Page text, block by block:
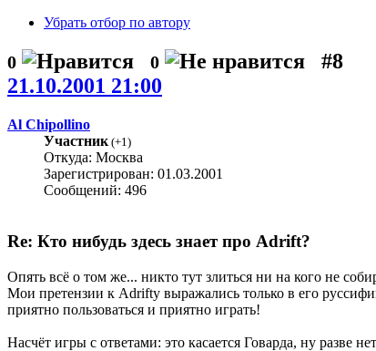
Убрать отбор по автору
0 0
#8
21.10.2001 21:00
Al Chipollino
Участник (+1 )
Откуда: Москва
Зарегистрирован: 01.03.2001
Сообщений: 496
Re: Кто нибудь здесь знает про Adrift?
Опять всё о том же... никто тут злиться ни на кого не
Мои претензии к Adrifty выражались только в его
приятно пользоваться и приятно играть!
Насчёт игры с ответами: это касается Говарда, ну разве